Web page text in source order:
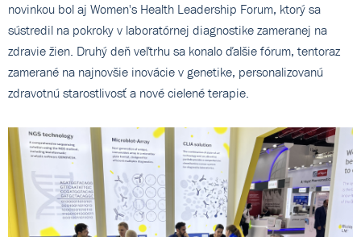
novinkou bol aj Women's Health Leadership Forum, ktorý sa
sústredil na pokroky v laboratórnej diagnostike zameranej na
zdravie žien. Druhý deň veľtrhu sa konalo ďalšie fórum, tentoraz
zamerané na najnovšie inovácie v genetike, personalizovanú
zdravotnú starostlivosť a nové cielené terapie.